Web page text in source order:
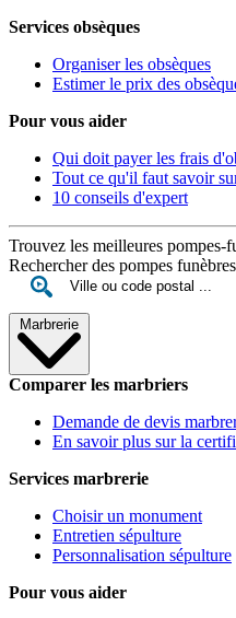
Services obsèques
Organiser les obsèques
Estimer le prix des
Pour vous aider
Qui doit payer les frais
Tout ce qu'il faut savoir
10 conseils d'expert
Trouvez les meilleures pompes-
Rechercher des pompes
Marbrerie
Comparer les marbriers
Demande de devis
En savoir plus sur la
Services marbrerie
Choisir un monument
Entretien sépulture
Personnalisation sépulture
Pour vous aider